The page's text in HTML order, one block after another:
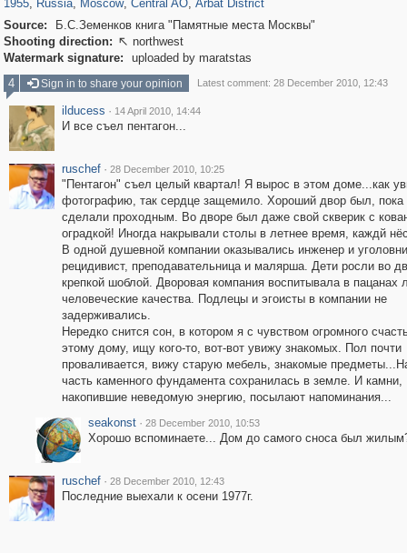
1955, Russia, Moscow, Central AO, Arbat District
Source:
Б.С.Земенков книга "Памятные места Москвы"
Shooting direction:  northwest
Watermark signature:
uploaded by maratstas
4
Sign in to share your opinion Latest comment: 28 December 2010, 12:43
ilducess · 14 April 2010, 14:44
И все съел пентагон...
ruschef · 28 December 2010, 10:25
"Пентагон" съел целый квартал! Я вырос в этом доме...как
фотографию, так сердце защемило. Хороший двор был, пока
сделали проходным. Во дворе был даже свой скверик с
оградкой! Иногда накрывали столы в летнее время, каждй
В одной душевной компании оказывались инженер и
рецидивист, преподавательница и малярша. Дети росли во
крепкой шоблой. Дворовая компания воспитывала в пацанах
человеческие качества. Подлецы и эгоисты в компании не
задерживались.
Нередко снится сон, в котором я с чувством огромного
этому дому, ищу кого-то, вот-вот увижу знакомых. Пол почти
проваливается, вижу старую мебель, знакомые
часть каменного фундамента сохранилась в земле. И камни,
накопившие неведомую энергию, посылают напоминания...
seakonst · 28 December 2010, 10:53
Хорошо вспоминаете... Дом до самого сноса был
ruschef · 28 December 2010, 12:43
Последние выехали к осени 1977г.